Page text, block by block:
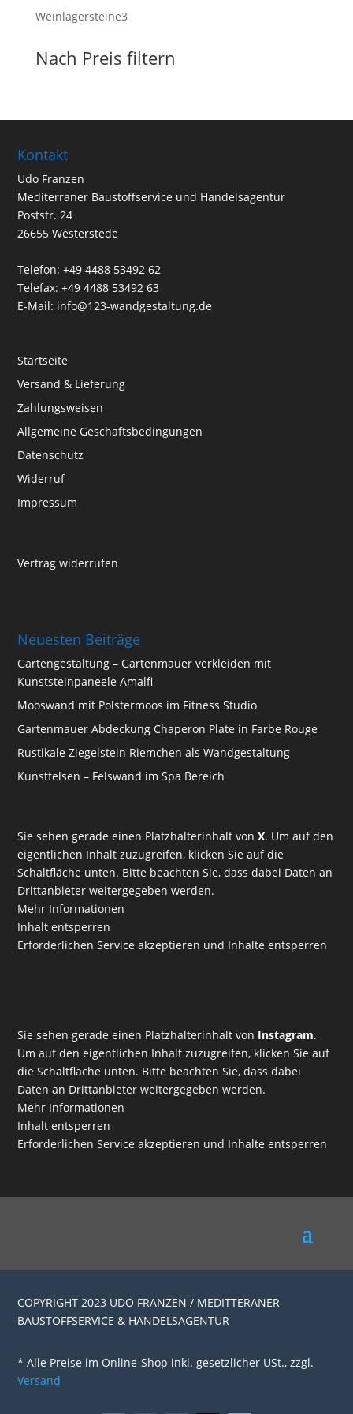
Weinlagersteine33
Nach Preis filtern
Kontakt
Udo Franzen
Mediterraner Baustoffservice und Handelsagentur
Poststr. 24
26655 Westerstede
Telefon: +49 4488 53492 62
Telefax: +49 4488 53492 63
E-Mail: info@123-wandgestaltung.de
Startseite
Versand & Lieferung
Zahlungsweisen
Allgemeine Geschäftsbedingungen
Datenschutz
Widerruf
Impressum
Vertrag widerrufen
Neuesten Beiträge
Gartengestaltung – Gartenmauer verkleiden mit
Kunststeinpaneele Amalfi
Mooswand mit Polstermoos im Fitness Studio
Gartenmauer Abdeckung Chaperon Plate in Farbe Rouge
Rustikale Ziegelstein Riemchen als Wandgestaltung
Kunstfelsen – Felswand im Spa Bereich
Sie sehen gerade einen Platzhalterinhalt vonX. Um auf den
eigentlichen Inhalt zuzugreifen, klicken Sie auf die
Schaltfläche unten. Bitte beachten Sie, dass dabei Daten an
Drittanbieter weitergegeben werden.
Mehr Informationen
Inhalt entsperren
Erforderlichen Service akzeptieren und Inhalte entsperren
Sie sehen gerade einen Platzhalterinhalt von Instagram.
Um auf den eigentlichen Inhalt zuzugreifen, klicken Sie auf
die Schaltfläche unten. Bitte beachten Sie, dass dabei
Daten an Drittanbieter weitergegeben werden.
Mehr Informationen
Inhalt entsperren
Erforderlichen Service akzeptieren und Inhalte entsperren
COPYRIGHT 2023 UDO FRANZEN / MEDITTERANER
BAUSTOFFSERVICE & HANDELSAGENTUR
* Alle Preise im Online-Shop inkl. gesetzlicher USt., zzgl.
Versand